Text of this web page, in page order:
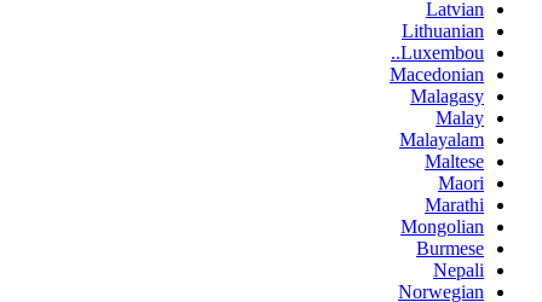
Latvian
Lithuanian
Luxembou..
Macedonian
Malagasy
Malay
Malayalam
Maltese
Maori
Marathi
Mongolian
Burmese
Nepali
Norwegian